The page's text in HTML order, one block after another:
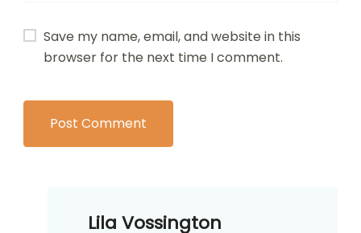
Save my name, email, and website in this
browser for the next time I comment.
Lila Vossington